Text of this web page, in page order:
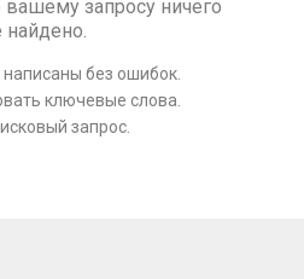
запросу ничего
найдено.
без ошибок.
ключевые слова.
запрос.